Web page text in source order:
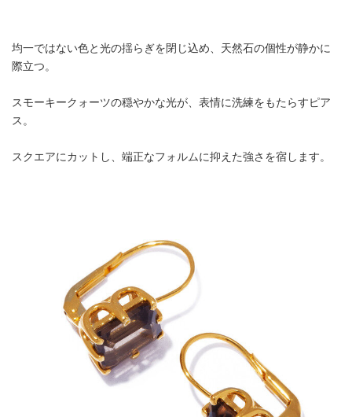
均一ではない色と光の揺らぎを閉じ込め、天然石の個性が静かに
際立つ。
スモーキークォーツの穏やかな光が、表情に洗練をもたらすピア
ス。
スクエアにカットし、端正なフォルムに抑えた強さを宿します。